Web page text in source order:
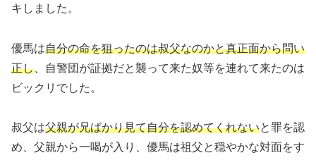
キしました。
優馬は自分の命を狙ったのは叔父なのかと真正面から問い
正し 、自警団が証拠だと襲って来た奴等を連れて来たのは
ビックリでした。
叔父は父親が兄ばかり見て自分を認めてくれないと罪を認
め、父親から一喝が入り、優馬は祖父と穏やかな対面をす